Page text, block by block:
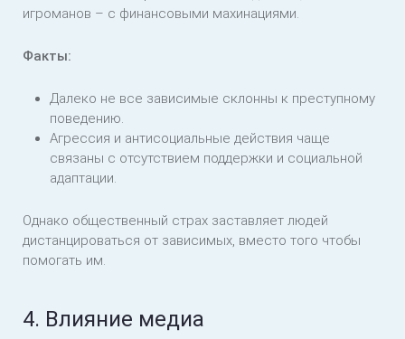
игроманов – с финансовыми махинациями.
Факты:
Далеко не все зависимые склонны к преступному
поведению.
Агрессия и антисоциальные действия чаще
связаны с отсутствием поддержки и социальной
адаптации.
Однако общественный страх заставляет людей
дистанцироваться от зависимых, вместо того чтобы
помогать им.
4. Влияние медиа